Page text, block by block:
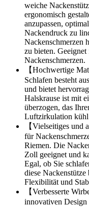
weiche
ergonomisch
anzupassen,
Nackendruck zu
Nackenschmerzen
zu bieten.
Nackenschmerzen.
【Hochwertige
Schlafen besteht
und bietet
Halskrause ist mit
überzogen, das
Luftzirkulation
【Vielseitiges und
für
Riemen. Die
Zoll geeignet und
Egal, ob Sie
diese
Flexibilität und
【Verbesserte
innovativen Design